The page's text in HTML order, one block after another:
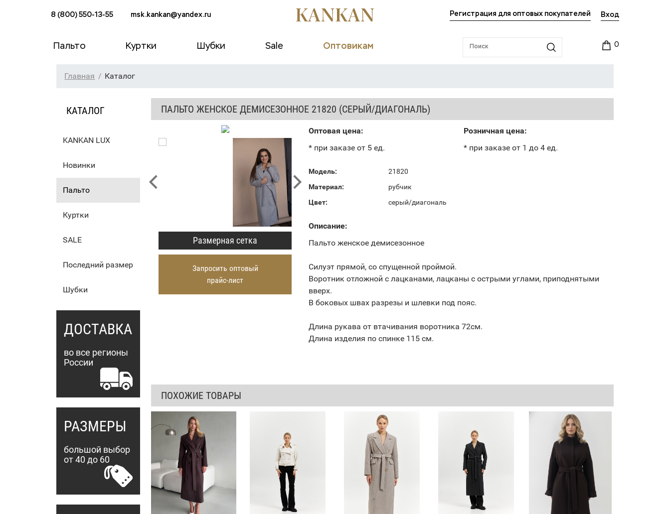
8 (800) 550-13-55 msk.kankan@yandex.ru Регистрация для оптовых покупателей Вход
Пальто Куртки Шубки Sale Оптовикам 0
Главная Каталог
КАТАЛОГ
KANKAN LUX
Новинки
Пальто
Куртки
SALE
Последний размер
Шубки
ДОСТАВКА
во все регионы
России
РАЗМЕРЫ
большой выбор
от 40 до 60
ПАЛЬТО ЖЕНСКОЕ ДЕМИСЕЗОННОЕ 21820 (СЕРЫЙ/ДИАГОНАЛЬ)
Размерная сетка
Запросить оптовый
прайс-лист
Оптовая цена:
* при заказе от 5 ед.
Розничная цена:
* при заказе от 1 до 4 ед.
Модель:
21820
Материал:
рубчик
Цвет:
серый/диагональ
Описание:
Пальто женское демисезонное
Силуэт прямой, со спущенной проймой.
Воротник отложной с лацканами, лацканы с острыми углами, приподнятыми
вверх.
В боковых швах разрезы и шлевки под пояс.
Длина рукава от втачивания воротника 72см.
Длина изделия по спинке 115 см.
ПОХОЖИЕ ТОВАРЫ